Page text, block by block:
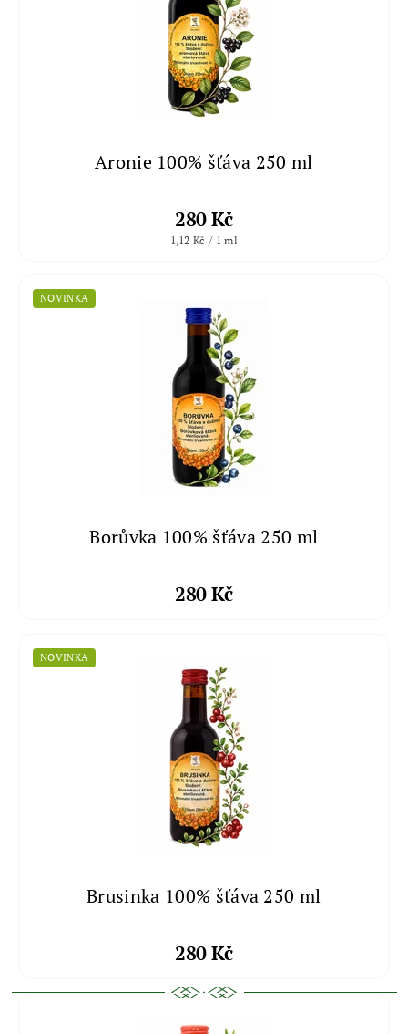
Aronie 100% šťáva 250 ml
280 Kč
1,12 Kč / 1 ml
NOVINKA
Borůvka 100% šťáva 250 ml
280 Kč
NOVINKA
Brusinka 100% šťáva 250 ml
280 Kč